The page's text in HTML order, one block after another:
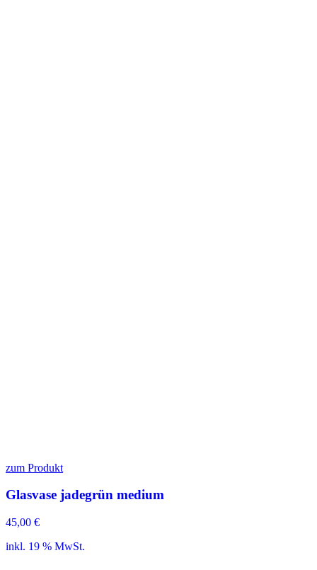
zum Produkt
Glasvase jadegrün medium
45,00 €
inkl. 19 % MwSt.